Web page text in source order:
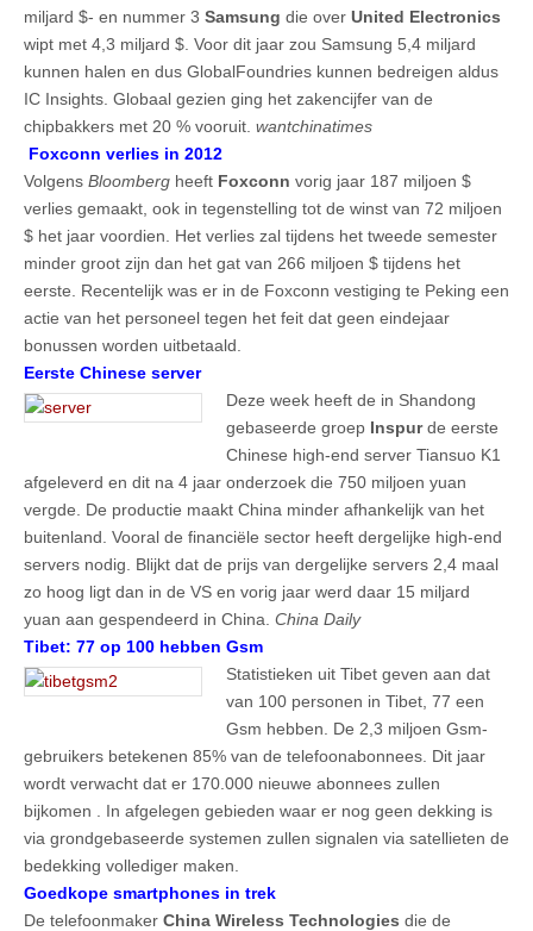
miljard $- en nummer 3 Samsung die over United Electronics
wipt met 4,3 miljard $. Voor dit jaar zou Samsung 5,4 miljard
kunnen halen en dus GlobalFoundries kunnen bedreigen aldus
IC Insights. Globaal gezien ging het zakencijfer van de
chipbakkers met 20 % vooruit. wantchinatimes
Foxconn verlies in 2012
Volgens Bloomberg heeft Foxconn vorig jaar 187 miljoen $
verlies gemaakt, ook in tegenstelling tot de winst van 72 miljoen
$ het jaar voordien. Het verlies zal tijdens het tweede semester
minder groot zijn dan het gat van 266 miljoen $ tijdens het
eerste. Recentelijk was er in de Foxconn vestiging te Peking een
actie van het personeel tegen het feit dat geen eindejaar
bonussen worden uitbetaald.
Eerste Chinese server
Deze week heeft de in Shandong
gebaseerde groep Inspurde eerste
Chinese high-end server Tiansuo K1
afgeleverd en dit na 4 jaar onderzoek die 750 miljoen yuan
vergde. De productie maakt China minder afhankelijk van het
buitenland. Vooral de financiële sector heeft dergelijke high-end
servers nodig. Blijkt dat de prijs van dergelijke servers 2,4 maal
zo hoog ligt dan in de VS en vorig jaar werd daar 15 miljard
yuan aan gespendeerd in China. China Daily
Tibet: 77 op 100 hebben Gsm
Statistieken uit Tibet geven aan dat
van 100 personen in Tibet, 77 een
Gsm hebben. De 2,3 miljoen Gsm-
gebruikers betekenen 85% van de telefoonabonnees. Dit jaar
wordt verwacht dat er 170.000 nieuwe abonnees zullen
bijkomen . In afgelegen gebieden waar er nog geen dekking is
via grondgebaseerde systemen zullen signalen via satellieten de
bedekking vollediger maken.
Goedkope smartphones in trek
De telefoonmaker China Wireless Technologies die de